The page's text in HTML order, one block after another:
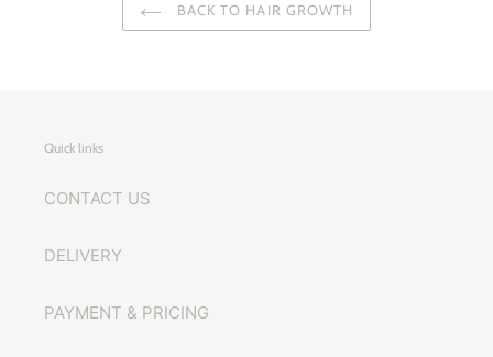
BACK TO HAIR GROWTH
Quick links
CONTACT US
DELIVERY
PAYMENT & PRICING